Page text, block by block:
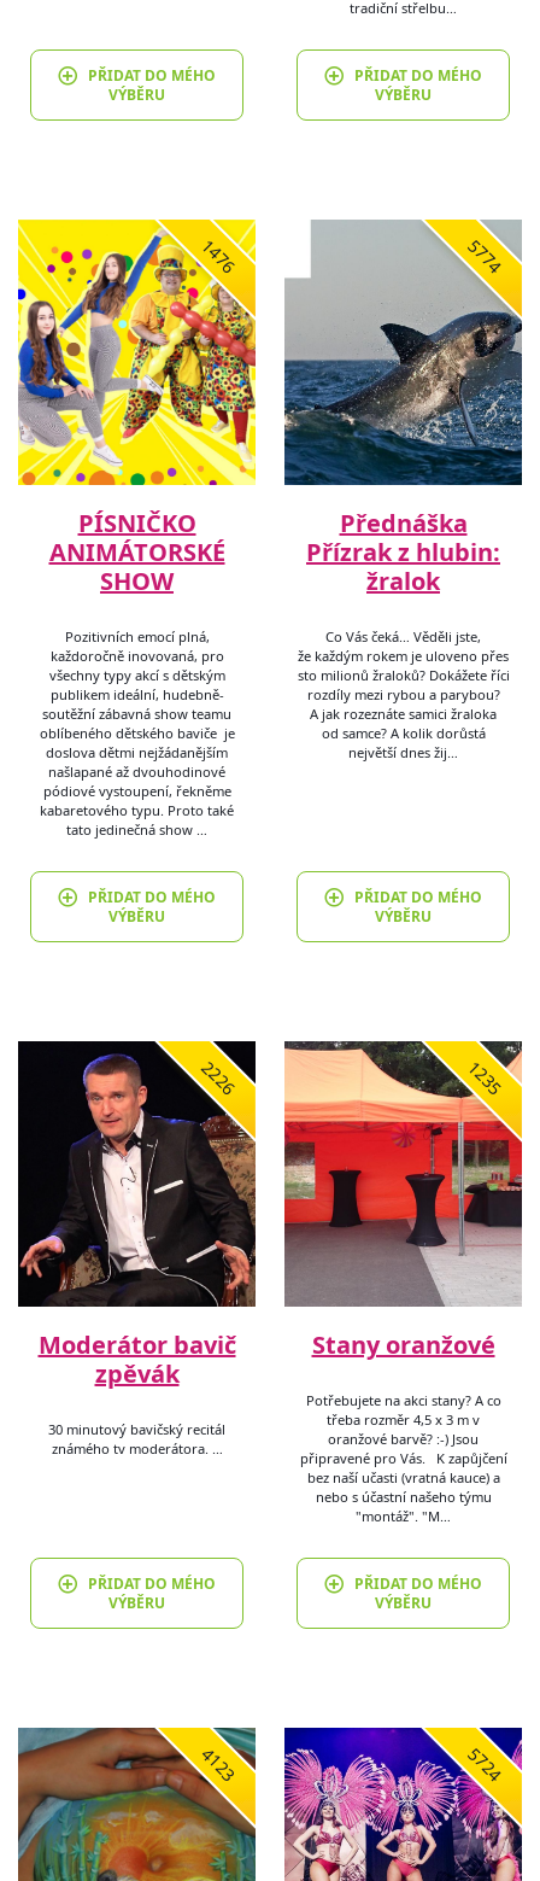
PŘIDAT DO MÉHO
VÝBĚRU
tradiční střelbu…
PŘIDAT DO MÉHO
VÝBĚRU
1476
PÍSNIČKO
ANIMÁTORSKÉ
SHOW
Pozitivních emocí plná,
každoročně inovovaná, pro
všechny typy akcí s dětským
publikem ideální, hudebně-
soutěžní zábavná show teamu
oblíbeného dětského baviče je
doslova dětmi nejžádanějším
našlapané až dvouhodinové
pódiové vystoupení, řekněme
kabaretového typu. Proto také
tato jedinečná show …
PŘIDAT DO MÉHO
VÝBĚRU
5774
Přednáška
Přízrak z hlubin:
žralok
Co Vás čeká… Věděli jste,
že každým rokem je uloveno přes
sto milionů žraloků? Dokážete říci
rozdíly mezi rybou a parybou?
A jak rozeznáte samici žraloka
od samce? A kolik dorůstá
největší dnes žij…
PŘIDAT DO MÉHO
VÝBĚRU
2226
Moderátor bavič
zpěvák
30 minutový bavičský recitál
známého tv moderátora. …
PŘIDAT DO MÉHO
VÝBĚRU
1235
Stany oranžové
Potřebujete na akci stany? A co
třeba rozměr 4,5 x 3 m v
oranžové barvě? :-) Jsou
připravené pro Vás. K zapůjčení
bez naší učasti (vratná kauce) a
nebo s účastní našeho týmu
"montáž". "M…
PŘIDAT DO MÉHO
VÝBĚRU
4123 5724